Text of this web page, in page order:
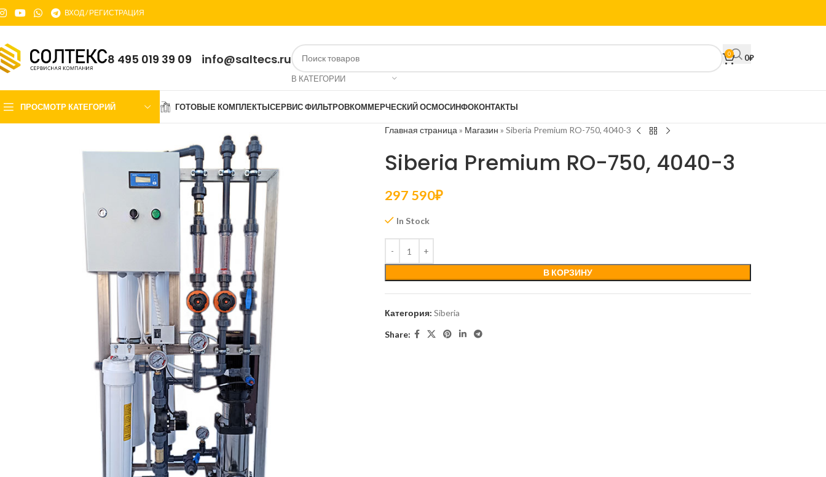
ВХОД / РЕГИСТРАЦИЯ
8 495 019 39 09 info@saltecs.ru
В КАТЕГОРИИ
0 0₽
ПРОСМОТР КАТЕГОРИЙ ГОТОВЫЕ КОМПЛЕКТЫСЕРВИС ФИЛЬТРОВКОММЕРЧЕСКИЙ ОСМОСИНФОКОНТАКТЫ
Главная страница » Магазин » Siberia Premium RO-750, 4040-3
Siberia Premium RO-750, 4040-3
297 590₽
In Stock
В КОРЗИНУ
Категория: Siberia
Share: